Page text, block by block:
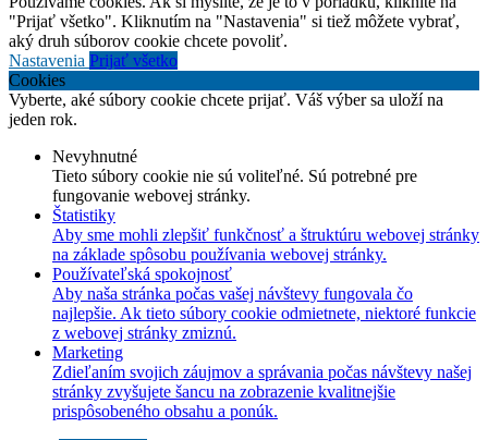
"Prijať všetko". Kliknutím na "Nastavenia" si tiež môžete vybrať,
aký druh súborov cookie chcete povoliť.
Nastavenia Prijať všetko
Cookies
Vyberte, aké súbory cookie chcete prijať. Váš výber sa uloží na
jeden rok.
Nevyhnutné
Tieto súbory cookie nie sú voliteľné. Sú potrebné pre
fungovanie webovej stránky.
Štatistiky
Aby sme mohli zlepšiť funkčnosť a štruktúru webovej stránky
na základe spôsobu používania webovej stránky.
Používateľská spokojnosť
Aby naša stránka počas vašej návštevy fungovala čo
najlepšie. Ak tieto súbory cookie odmietnete, niektoré funkcie
z webovej stránky zmiznú.
Marketing
Zdieľaním svojich záujmov a správania počas návštevy našej
stránky zvyšujete šancu na zobrazenie kvalitnejšie
prispôsobeného obsahu a ponúk.